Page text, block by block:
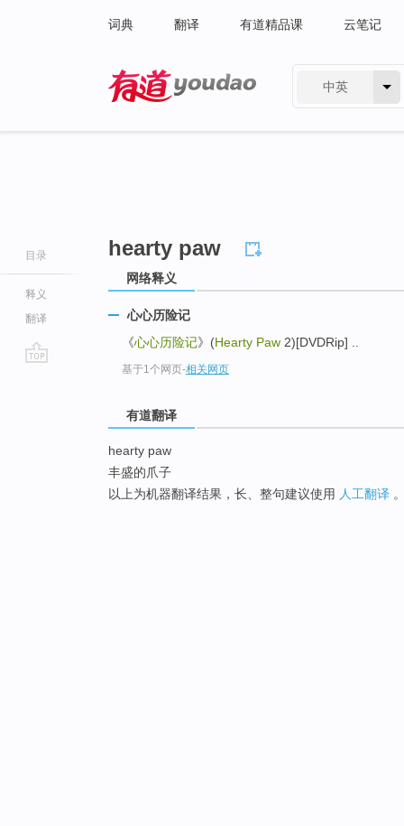
词典 翻译 有道精品课 云笔记
中英
目录
释义
翻译
hearty paw
网络释义
心心历险记
《心心历险记》(Hearty Paw 2)[DVDRip] ..
基于1个网页-相关网页
有道翻译
hearty paw
丰盛的爪子
以上为机器翻译结果，长、整句建议使用 人工翻译